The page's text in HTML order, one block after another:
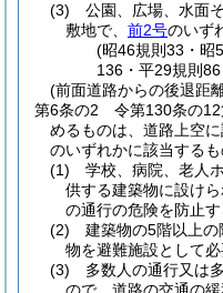
(3)
公園、広場、水面
敷地で、 前2号のいず
(昭46規則33・昭
136・平29規則
(前面道路からの後退距
第6条の2
令第130条の
めるものは、道路上空に
のいずれかに該当するも
(1)
学校、病院、老人
供する建築物に設け
の通行の危険を防止
(2)
建築物の5階以上
物を避難施設として
(3)
多数人の通行又は